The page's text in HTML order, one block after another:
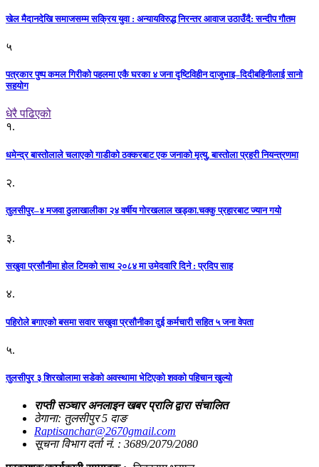
खेल मैदानदेखि समाजसम्म सक्रिय युवा : अन्यायविरुद्ध निरन्तर आवाज उठाउँदै: सन्दीप गौतम
५
पत्रकार पुष्प कमल गिरीको पहलमा एकै घरका ४ जना दृष्टिविहीन दाजुभाइ–दिदीबहिनीलाई सानो
सहयोग
धेरै पढिएको
१.
धमेन्द्र बास्तोलाले चलाएको गाडीको ठक्करबाट एक जनाको मृत्यु, बास्तोला प्रहरी नियन्त्रणमा
२.
तुलसीपुर–४ मजवा ठुलाखालीका २४ वर्षीय गोरखलाल खड्का.चक्कु प्रहारबाट ज्यान गयो
३.
सखुवा प्रसौनीमा होल टिमको साथ २०८४ मा उमेदवारि दिने : प्रदिप साह
४.
पहिराेले बगाएकाे बसमा सवार सखुवा प्रसाैनीका दुई कर्मचारी सहित ५ जना वेपता
५.
तुलसीपुर ३ शिरखोलामा सडेको अवस्थामा भेटिएको शवको पहिचान खुल्यो
राप्ती सञ्चार अनलाइन खबर प्रालि द्वारा संचालित
ठेगाना: तुलसीपुर 5 दाङ
Raptisanchar@2670gmail.com
सूचना विभाग दर्ता नं. : 3689/2079/2080